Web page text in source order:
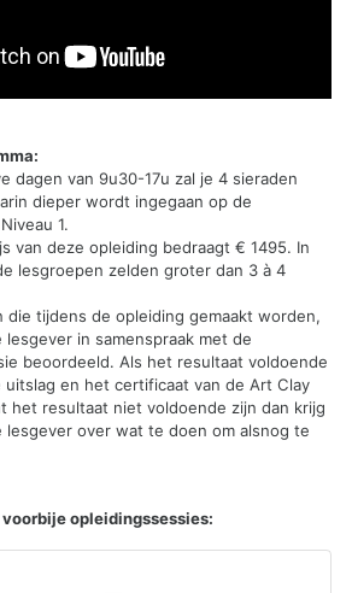
dagen van 9u30-17u zal je 4 sieraden
dieper wordt ingegaan op de
1.
van deze opleiding bedraagt € 1495. In
lesgroepen zelden groter dan 3 à 4
die tijdens de opleiding gemaakt worden,
in samenspraak met de
beoordeeld. Als het resultaat voldoende
uitslag en het certificaat van de Art Clay
het resultaat niet voldoende zijn dan krijg
lesgever over wat te doen om alsnog te
opleidingssessies: